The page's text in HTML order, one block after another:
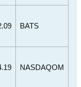
BATS
NASDAQOM